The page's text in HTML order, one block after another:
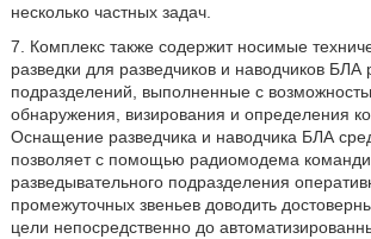
несколько частных задач.
7. Комплекс также содержит носимые
разведки для разведчиков и наводчиков БЛА
подразделений, выполненные с
обнаружения, визирования и определения
Оснащение разведчика и наводчика БЛА
позволяет с помощью радиомодема
разведывательного подразделения
промежуточных звеньев доводить
цели непосредственно до